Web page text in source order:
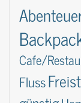
Cafe/
Fluss